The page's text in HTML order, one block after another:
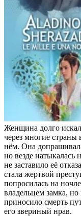
Женщина долго
через многие страны
нём. Она
но везде натыкалась
не заставило её
стала жертвой
попросилась на
владельцем замка,
приносило смерть
его звериный нрав.